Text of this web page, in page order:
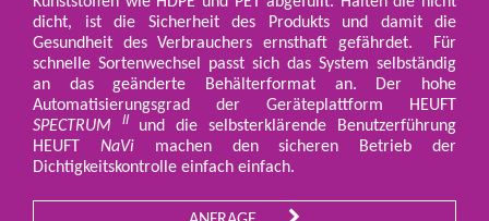
dicht, ist die Sicherheit des Produkts und damit die
Gesundheit des Verbrauchers ernsthaft gefährdet. Für
schnelle Sortenwechsel passt sich das System selbständig
an das geänderte Behälterformat an. Der hohe
Automatisierungsgrad der Geräteplattform HEUFT
SPECTRUM II
und die selbsterklärende Benutzerführung
HEUFT NaVimachen den sicheren Betrieb der
Dichtigkeitskontrolle einfach einfach.